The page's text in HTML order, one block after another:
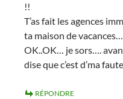
!!
T’as fait les agences
ta maison de
OK..OK… je sors….
dise que c’est d’ma
RÉPONDRE